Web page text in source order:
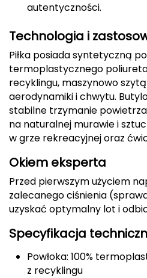
Cassin
Ciele Athletics
Climbing Technology
Coleman
Columbia
Comodo
D
DUNLOP
Darn Tough
autentyczności.
Technologia i
Piłka posiada syntetyczną
termoplastycznego
recyklingu, maszynowo
aerodynamiki i chwytu.
stabilne trzymanie
na naturalnej murawie i
w grze rekreacyjnej oraz
Okiem eksperta
Przed pierwszym użyciem
zalecanego ciśnienia
uzyskać optymalny lot i
Specyfikacja
Powłoka: 100%
z recyklingu